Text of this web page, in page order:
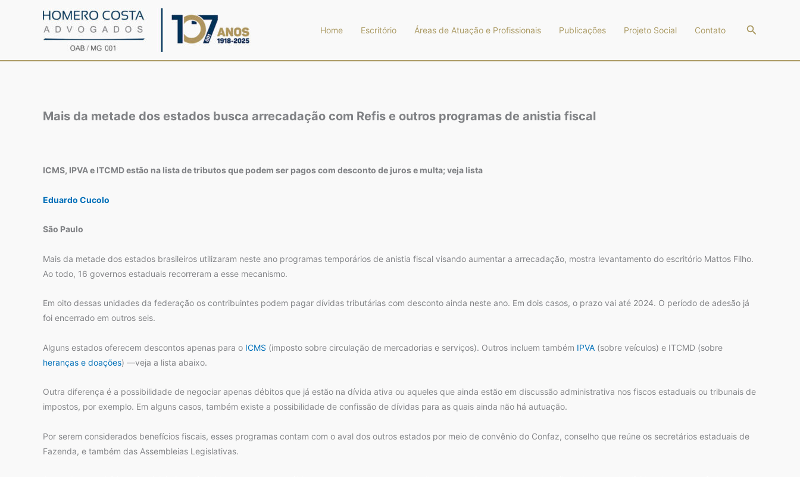
Home Escritório Áreas de Atuação e Profissionais Publicações Projeto Social Contato Pesquisar
Mais da metade dos estados busca arrecadação com Refis e outros programas de anistia fiscal
ICMS, IPVA e ITCMD estão na lista de tributos que podem ser pagos com desconto de juros e multa; veja lista
Eduardo Cucolo
São Paulo
Mais da metade dos estados brasileiros utilizaram neste ano programas temporários de anistia fiscal visando aumentar a arrecadação, mostra levantamento do escritório Mattos Filho.
Ao todo, 16 governos estaduais recorreram a esse mecanismo.
Em oito dessas unidades da federação os contribuintes podem pagar dívidas tributárias com desconto ainda neste ano. Em dois casos, o prazo vai até 2024. O período de adesão já
foi encerrado em outros seis.
Alguns estados oferecem descontos apenas para o ICMS (imposto sobre circulação de mercadorias e serviços). Outros incluem também IPVA (sobre veículos) e ITCMD (sobre
heranças e doações) —veja a lista abaixo.
Outra diferença é a possibilidade de negociar apenas débitos que já estão na dívida ativa ou aqueles que ainda estão em discussão administrativa nos fiscos estaduais ou tribunais de
impostos, por exemplo. Em alguns casos, também existe a possibilidade de confissão de dívidas para as quais ainda não há autuação.
Por serem considerados benefícios fiscais, esses programas contam com o aval dos outros estados por meio de convênio do Confaz, conselho que reúne os secretários estaduais de
Fazenda, e também das Assembleias Legislativas.